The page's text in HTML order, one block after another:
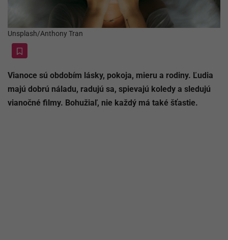
Unsplash/Anthony Tran
Vianoce sú obdobím lásky, pokoja, mieru a rodiny. Ľudia
majú dobrú náladu, radujú sa, spievajú koledy a sledujú
vianočné filmy. Bohužiaľ, nie každý má také šťastie.